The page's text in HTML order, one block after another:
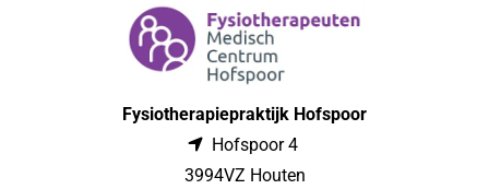
Fysiotherapiepraktijk Hofspoor
Hofspoor 4
3994VZ Houten